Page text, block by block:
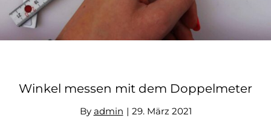
Winkel messen mit dem Doppelmeter
By admin | 29. März 2021